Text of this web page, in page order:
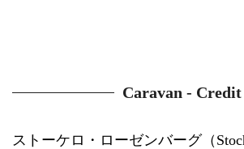
Caravan - Credit
ストーケロ・ローゼンバーグ（